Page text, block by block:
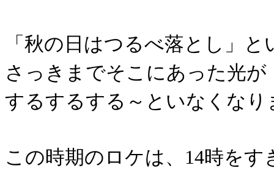
「秋の日はつるべ落とし」
さっきまでそこにあった光が
するするする～といなくなり
この時期のロケは、14時をす